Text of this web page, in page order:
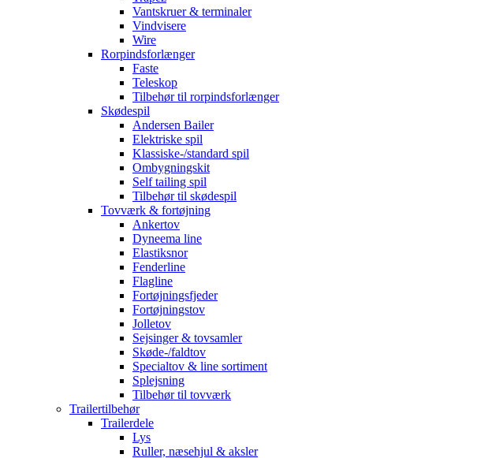
Vantskruer & terminaler
Vindvisere
Wire
Rorpindsforlænger
Faste
Teleskop
Tilbehør til rorpindsforlænger
Skødespil
Andersen Bailer
Elektriske spil
Klassiske-/standard spil
Ombygningskit
Self tailing spil
Tilbehør til skødespil
Tovværk & fortøjning
Ankertov
Dyneema line
Elastiksnor
Fenderline
Flagline
Fortøjningsfjeder
Fortøjningstov
Jolletov
Sejsinger & tovsamler
Skøde-/faldtov
Specialtov & line sortiment
Splejsning
Tilbehør til tovværk
Trailertilbehør
Trailerdele
Lys
Ruller, næsehjul & aksler